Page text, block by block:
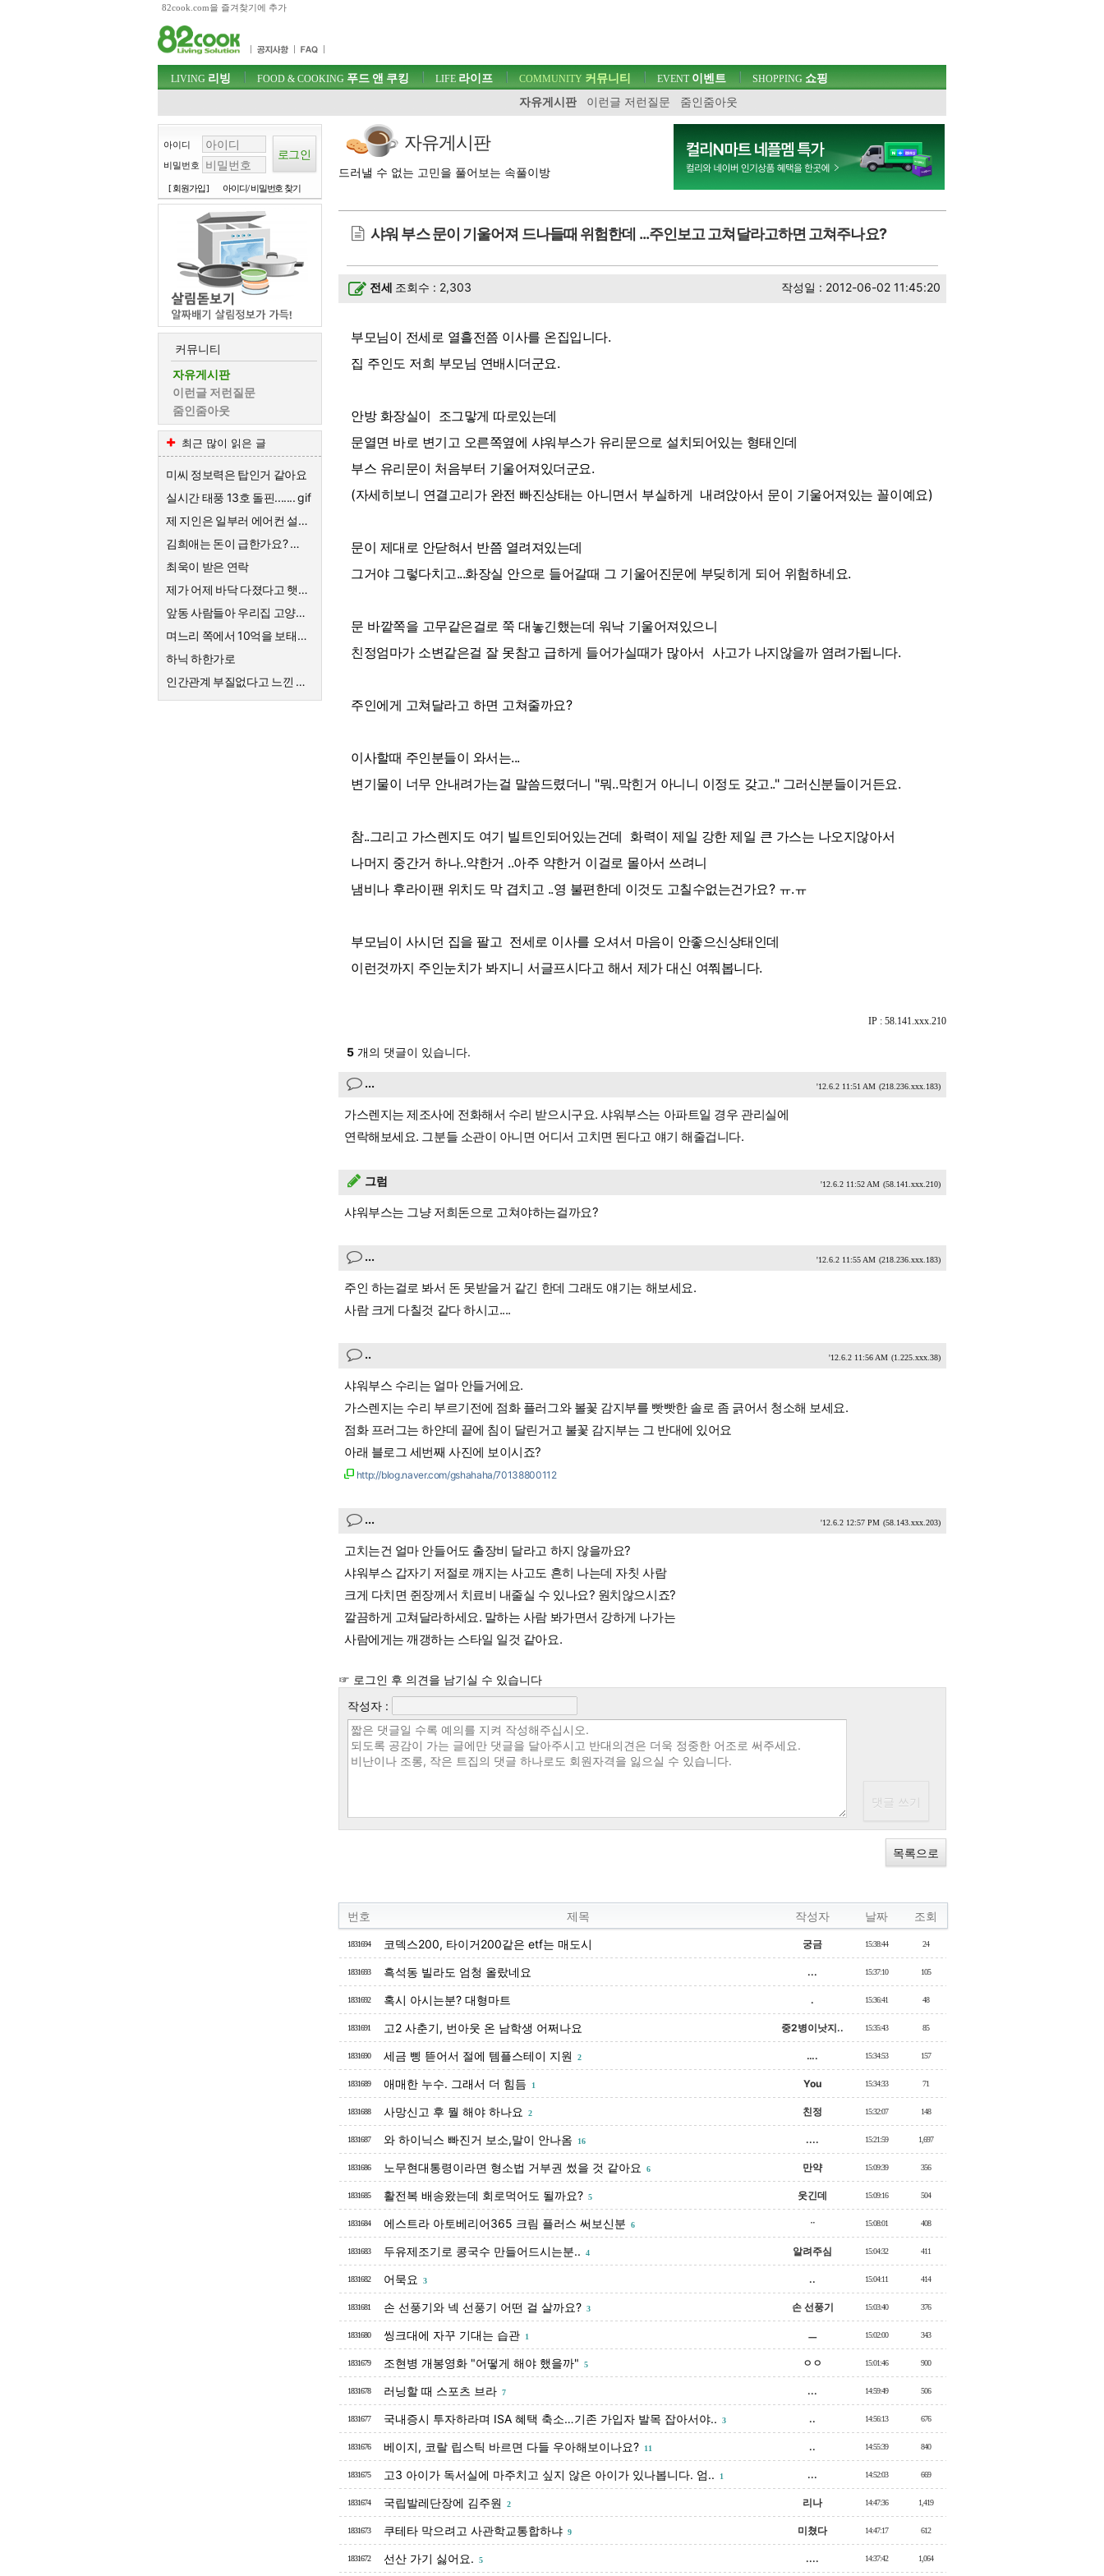
82cook.com을 즐겨찾기에 추가
주메뉴 바로가기
컨텐츠 바로가기
검색 바로가기
로그인 바로가기
주메뉴
LIVING 리빙 FOOD & COOKING 푸드 앤 쿠킹 LIFE 라이프 COMMUNITY 커뮤니티
자유게시판
이런글 저런질문 줌인줌아웃
EVENT이벤트 SHOPPING 쇼핑
아이디
비밀번호
[ 회원가입 ] 아이디/ 비밀번호 찾기
커뮤니티
자유게시판
이런글 저런질문
줌인줌아웃
최근 많이 읽은 글
미씨 정보력은 탑인거 같아요
실시간 태풍 13호 돌핀....... gif
제 지인은 일부러 에어컨 설치를 안해요
김희애는 돈이 급한가요? 왜 친근한척 예능하죠?
최욱이 받은 연락
제가 어제 바닥 다졌다고 햇죠?
앞동 사람들아 우리집 고양이한테 큰절해라
며느리 쪽에서 10억을 보태준대요.
하닉 하한가로
인간관계 부질없다고 느낀 순간
자유게시판
드러낼 수 없는 고민을 풀어보는 속풀이방
샤워 부스 문이 기울어져 드나들때 위험한데 ...주인보고 고쳐달라고하면 고쳐주나요?
전세 조회수 : 2,303 작성일 : 2012-06-02 11:45:20
부모님이 전세로 열흘전쯤 이사를 온집입니다.
집 주인도 저희 부모님 연배시더군요.
안방 화장실이 조그맣게 따로있는데
문열면 바로 변기고 오른쪽옆에 샤워부스가 유리문으로 설치되어있는 형태인데
부스 유리문이 처음부터 기울어져있더군요.
(자세히보니 연결고리가 완전 빠진상태는 아니면서 부실하게 내려앉아서 문이 기울어져있는 꼴이예요)
문이 제대로 안닫혀서 반쯤 열려져있는데
그거야 그렇다치고...화장실 안으로 들어갈때 그 기울어진문에 부딪히게 되어 위험하네요.
문 바깥쪽을 고무같은걸로 쭉 대놓긴했는데 워낙 기울어져있으니
친정엄마가 소변같은걸 잘 못참고 급하게 들어가실때가 많아서 사고가 나지않을까 염려가됩니다.
주인에게 고쳐달라고 하면 고쳐줄까요?
이사할때 주인분들이 와서는...
변기물이 너무 안내려가는걸 말씀드렸더니 "뭐..막힌거 아니니 이정도 갖고.." 그러신분들이거든요.
참..그리고 가스렌지도 여기 빌트인되어있는건데 화력이 제일 강한 제일 큰 가스는 나오지않아서
나머지 중간거 하나..약한거 ..아주 약한거 이걸로 몰아서 쓰려니
냄비나 후라이팬 위치도 막 겹치고 ..영 불편한데 이것도 고칠수없는건가요? ㅠ.ㅠ
부모님이 사시던 집을 팔고 전세로 이사를 오셔서 마음이 안좋으신상태인데
이런것까지 주인눈치가 봐지니 서글프시다고 해서 제가 대신 여쭤봅니다.
IP : 58.141.xxx.210
5 개의 댓글이 있습니다.
... '12.6.2 11:51 AM (218.236.xxx.183)
가스렌지는 제조사에 전화해서 수리 받으시구요. 샤워부스는 아파트일 경우 관리실에
연락해보세요. 그분들 소관이 아니면 어디서 고치면 된다고 얘기 해줄겁니다.
그럼 '12.6.2 11:52 AM (58.141.xxx.210)
샤워부스는 그냥 저희돈으로 고쳐야하는걸까요?
... '12.6.2 11:55 AM (218.236.xxx.183)
주인 하는걸로 봐서 돈 못받을거 같긴 한데 그래도 얘기는 해보세요.
사람 크게 다칠것 같다 하시고....
.. '12.6.2 11:56 AM (1.225.xxx.38)
샤워부스 수리는 얼마 안들거에요.
가스렌지는 수리 부르기전에 점화 플러그와 볼꽃 감지부를 빳빳한 솔로 좀 긁어서 청소해 보세요.
점화 프러그는 하얀데 끝에 침이 달린거고 불꽃 감지부는 그 반대에 있어요
아래 블로그 세번째 사진에 보이시죠?
http://blog.naver.com/gshahaha/70138800112
... '12.6.2 12:57 PM (58.143.xxx.203)
고치는건 얼마 안들어도 출장비 달라고 하지 않을까요?
샤워부스 갑자기 저절로 깨지는 사고도 흔히 나는데 자칫 사람
크게 다치면 쥔장께서 치료비 내줄실 수 있나요? 원치않으시죠?
깔끔하게 고쳐달라하세요. 말하는 사람 봐가면서 강하게 나가는
사람에게는 깨갱하는 스타일 일것 같아요.
☞ 로그인 후 의견을 남기실 수 있습니다
작성자 :
목록으로
번호 제목 작성자 날짜 조회
1831694 코덱스200, 타이거200같은 etf는 매도시 궁금 15:38:44 24
1831693 흑석동 빌라도 엄청 올랐네요 ... 15:37:10 105
1831692 혹시 아시는분? 대형마트 . 15:36:41 48
1831691 고2 사춘기, 번아웃 온 남학생 어쩌나요 중2병이낫지.. 15:35:43 85
1831690 세금 삥 뜯어서 절에 템플스테이 지원 2 …. 15:34:53 157
1831689 애매한 누수. 그래서 더 힘듬 1 You 15:34:33 71
1831688 사망신고 후 뭘 해야 하나요 2 친정 15:32:07 148
1831687 와 하이닉스 빠진거 보소,말이 안나옴 16 .... 15:21:59 1,697
1831686 노무현대통령이라면 형소법 거부권 썼을 것 같아요 6 만약 15:09:39 356
1831685 활전복 배송왔는데 회로먹어도 될까요? 5 웃긴데 15:09:16 504
1831684 에스트라 아토베리어365 크림 플러스 써보신분 6 ᆢ 15:08:01 408
1831683 두유제조기로 콩국수 만들어드시는분.. 4 알려주심 15:04:32 411
1831682 어묵요 3 .. 15:04:11 414
1831681 손 선풍기와 넥 선풍기 어떤 걸 살까요? 3 손 선풍기 15:03:40 376
1831680 씽크대에 자꾸 기대는 습관 1 ㅡ 15:02:00 343
1831679 조현병 개봉영화 "어떻게 해야 했을까" 5 ㅇㅇ 15:01:46 900
1831678 러닝할 때 스포츠 브라 7 ... 14:59:49 506
1831677 국내증시 투자하라며 ISA 혜택 축소…기존 가입자 발목 잡아서야.. 3 .. 14:56:13 676
1831676 베이지, 코랄 립스틱 바르면 다들 우아해보이나요? 11 .. 14:55:39 840
1831675 고3 아이가 독서실에 마주치고 싶지 않은 아이가 있나봅니다. 엄.. 1 ... 14:52:03 669
1831674 국립발레단장에 김주원 2 리나 14:47:36 1,419
1831673 쿠테타 막으려고 사관학교통합하냐 9 미쳤다 14:47:17 612
1831672 선산 가기 싫어요. 5 .... 14:37:42 1,064